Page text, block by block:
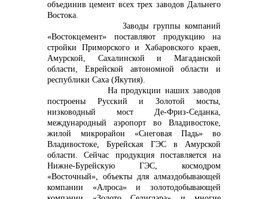
объединив цемент всех трех заводов Дальнего
Востока.
Заводы группы компаний
«Востокцемент» поставляют продукцию на
стройки Приморского и Хабаровского краев,
Амурской, Сахалинской и Магаданской
области, Еврейской автономной области и
республики Саха (Якутия).
На продукции наших заводов
построены Русский и Золотой мосты,
низководный мост Де-Фриз-Седанка,
международный аэропорт во Владивостоке,
жилой микрорайон «Снеговая Падь» во
Владивостоке, Бурейская ГЭС в Амурской
области. Сейчас продукция поставляется на
Нижне-Бурейскую ГЭС, космодром
«Восточный», объекты для алмаздобывающей
компании «Алроса» и золотодобывающей